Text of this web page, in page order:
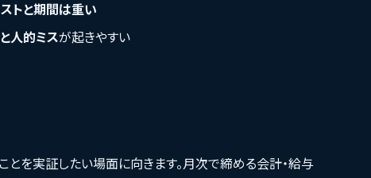
トと期間は重い
人的ミスが起きやすい
を実証したい場面に向きます。月次で締める会計・給与